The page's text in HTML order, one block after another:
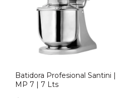
Batidora Profesional Santini |
MP 7 | 7 Lts